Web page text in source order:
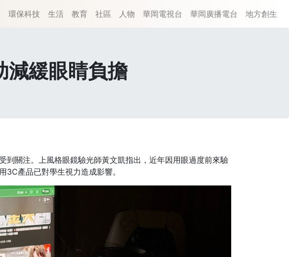
環保科技 生活 教育 社區 人物 華岡電視台 華岡廣播電台 地方創生
緩眼睛負擔
關注。上風格眼鏡驗光師黃文凱指出，近年因用眼過度前來驗
產品已對學生視力造成影響。